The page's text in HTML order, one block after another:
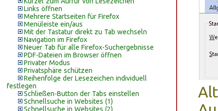
Links öffnen
Mehrere Startseiten für Firefox
Menüleiste ein/aus
Mit der Tastatur direkt zu Tab wechseln
Navigation im Firefox
Neuer Tab für alle Firefox-Suchergebnisse
PDF-Dateien im Browser öffnen
Privater Modus
Privatsphäre schützen
Reihenfolge der Lesezeichen individuell
festlegen
Schließen-Button der Tabs einstellen
Schnellsuche in Websites (1)
Schnellsuche in Websites (2)